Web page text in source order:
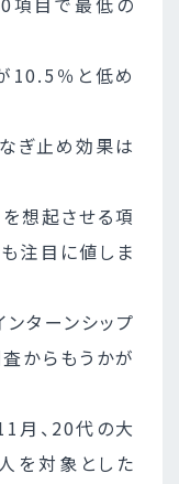
10.5％と低め
ぎ止め効果は
を想起させる項
注目に値しま
ターンシップ
からもうかが
月、20代の大
を対象とした